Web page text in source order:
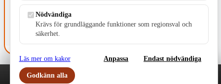
Kontakta oss
E-post: redaktionen@skillingaryd.nu
Postadress: Gisslaköp 1, 568 92 Skillingaryd
Nödvändiga
Krävs för grundläggande funktioner som regionsval och
säkerhet.
Läs mer om kakor Anpassa Endast nödvändiga
Godkänn alla